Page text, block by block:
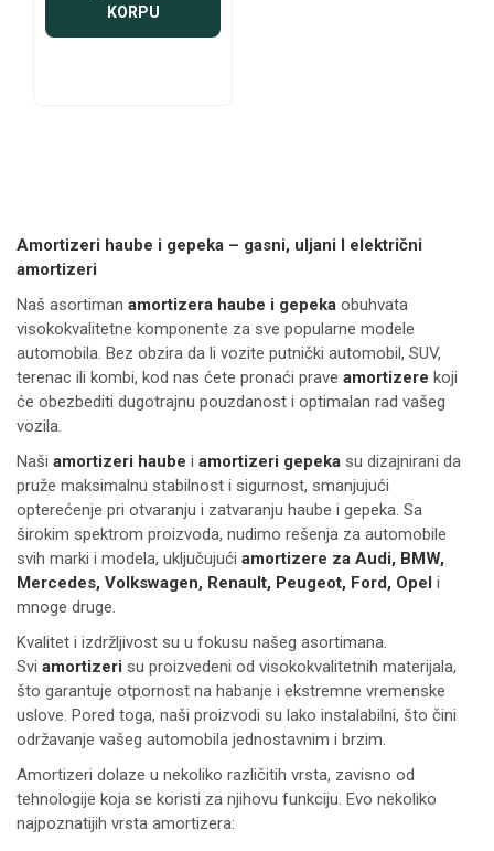
KORPU
Amortizeri haube i gepeka – gasni, uljani I električni
amortizeri
Naš asortiman amortizera haube i gepeka obuhvata
visokokvalitetne komponente za sve popularne modele
automobila. Bez obzira da li vozite putnički automobil, SUV,
terenac ili kombi, kod nas ćete pronaći prave amortizere koji
će obezbediti dugotrajnu pouzdanost i optimalan rad vašeg
vozila.
Naši amortizeri haube i amortizeri gepeka su dizajnirani da
pruže maksimalnu stabilnost i sigurnost, smanjujući
opterećenje pri otvaranju i zatvaranju haube i gepeka. Sa
širokim spektrom proizvoda, nudimo rešenja za automobile
svih marki i modela, uključujući amortizere za Audi, BMW,
Mercedes, Volkswagen, Renault, Peugeot, Ford, Opel i
mnoge druge.
Kvalitet i izdržljivost su u fokusu našeg asortimana.
Svi amortizeri su proizvedeni od visokokvalitetnih materijala,
što garantuje otpornost na habanje i ekstremne vremenske
uslove. Pored toga, naši proizvodi su lako instalabilni, što čini
održavanje vašeg automobila jednostavnim i brzim.
Amortizeri dolaze u nekoliko različitih vrsta, zavisno od
tehnologije koja se koristi za njihovu funkciju. Evo nekoliko
najpoznatijih vrsta amortizera: